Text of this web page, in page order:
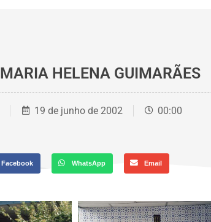
HELENA GUIMARÃES
19 de junho de 2002 00:00
Facebook WhatsApp Email